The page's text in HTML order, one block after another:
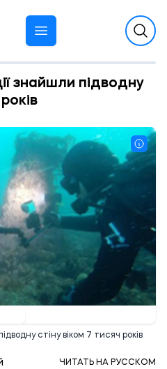
знайшли підводну
стіну віком 7 тисяч років
ЧИТАТЬ НА РУССКОМ